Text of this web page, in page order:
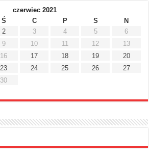
czerwiec 2021
Ś C P S
N
2 3 4 5
6
9 10 11 12
13
16 17 18 19
20
23 24 25 26
27
30